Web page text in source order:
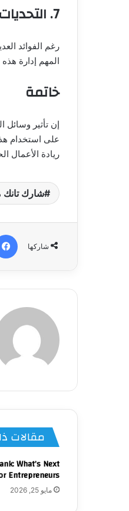
7. التحديات
رغم الفوائد
المهم إدارة
خاتمة
إن تأثير وسائل
على استخدام
ريادة الأعمال
شارك تانك
شاركها
مقالات
What’s Next
Entrepreneurs?
مايو 25, 2026